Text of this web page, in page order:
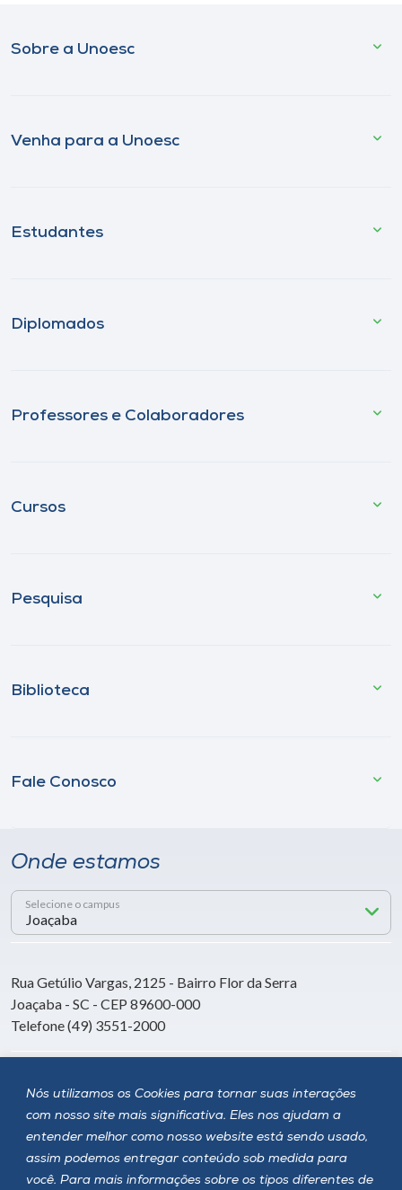
Nós utilizamos os Cookies para tornar suas interações
com nosso site mais significativa. Eles nos ajudam a
entender melhor como nosso website está sendo usado,
assim podemos entregar conteúdo sob medida para
você. Para mais informações sobre os tipos diferentes de
Sobre a Unoesc
Venha para a Unoesc
Estudantes
Diplomados
Professores e Colaboradores
Cursos
Pesquisa
Biblioteca
Fale Conosco
Onde estamos
Selecione o campus
Rua Getúlio Vargas, 2125 - Bairro Flor da Serra
Joaçaba - SC - CEP 89600-000
Telefone (49) 3551-2000
Siga a Unoesc